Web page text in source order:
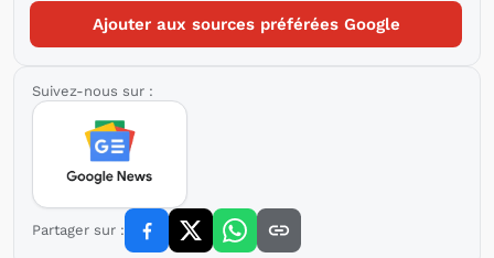
Ajouter aux sources préférées Google
Suivez-nous sur :
Partager sur :